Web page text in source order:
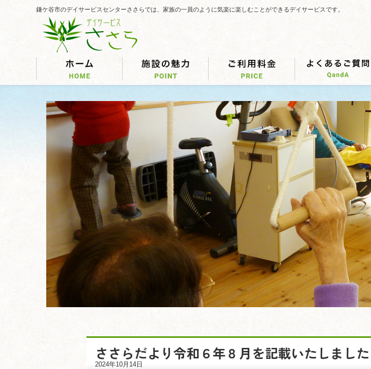
鎌ケ谷市のデイサービスセンターささらでは、家族の一員のように気楽に楽しむことができるデイサービスです。
ささらだより令和６年８月を記載いたしました
2024年10月14日